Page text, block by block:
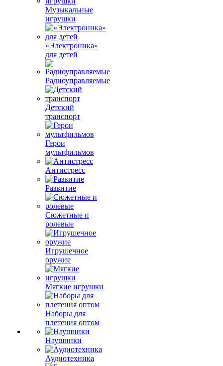
Музыкальные
игрушки
«Электроника»
для детей
Радиоуправляемые
Детский
транспорт
Герои
мультфильмов
Антистресс
Развитие
Сюжетные и
ролевые
Игрушечное
оружие
Мягкие игрушки
Наборы для
плетения оптом
Наушники
Аудиотехника